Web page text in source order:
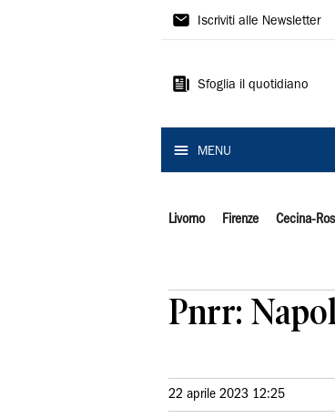
Il
Iscriviti alle Newsletter
Sfoglia il quotidiano
MENU
Livorno Firenze Cecina-
Pnrr:
22 aprile 2023 12:25